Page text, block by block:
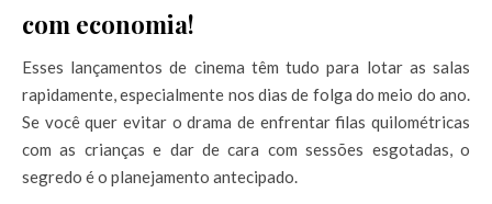
com economia!
Esses lançamentos de cinema têm tudo para lotar as salas
rapidamente, especialmente nos dias de folga do meio do ano.
Se você quer evitar o drama de enfrentar filas quilométricas
com as crianças e dar de cara com sessões esgotadas, o
segredo é o planejamento antecipado.